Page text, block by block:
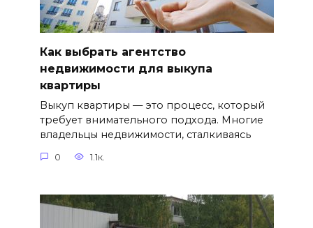
Как выбрать агентство
недвижимости для выкупа
квартиры
Выкуп квартиры — это процесс, который
требует внимательного подхода. Многие
владельцы недвижимости, сталкиваясь
0 1.1к.